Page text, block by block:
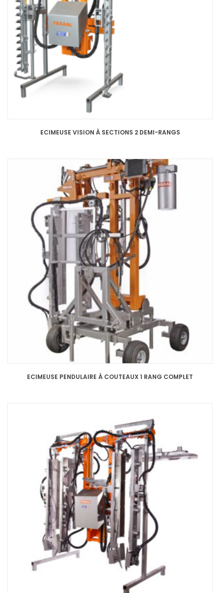
ECIMEUSE VISION À SECTIONS 2 DEMI-RANGS
ECIMEUSE PENDULAIRE À COUTEAUX 1 RANG COMPLET